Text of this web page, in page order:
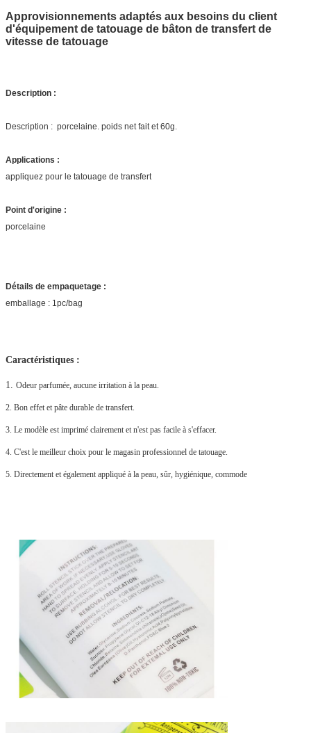
Approvisionnements adaptés aux besoins du client
d'équipement de tatouage de bâton de transfert de
vitesse de tatouage
Description :
Description : porcelaine. poids net fait et 60g.
Applications :
appliquez pour le tatouage de transfert
Point d'origine :
porcelaine
Détails de empaquetage :
emballage : 1pc/bag
Caractéristiques :
1. Odeur parfumée, aucune irritation à la peau.
2. Bon effet et pâte durable de transfert.
3. Le modèle est imprimé clairement et n'est pas facile à s'effacer.
4. C'est le meilleur choix pour le magasin professionnel de tatouage.
5. Directement et également appliqué à la peau, sûr, hygiénique, commode